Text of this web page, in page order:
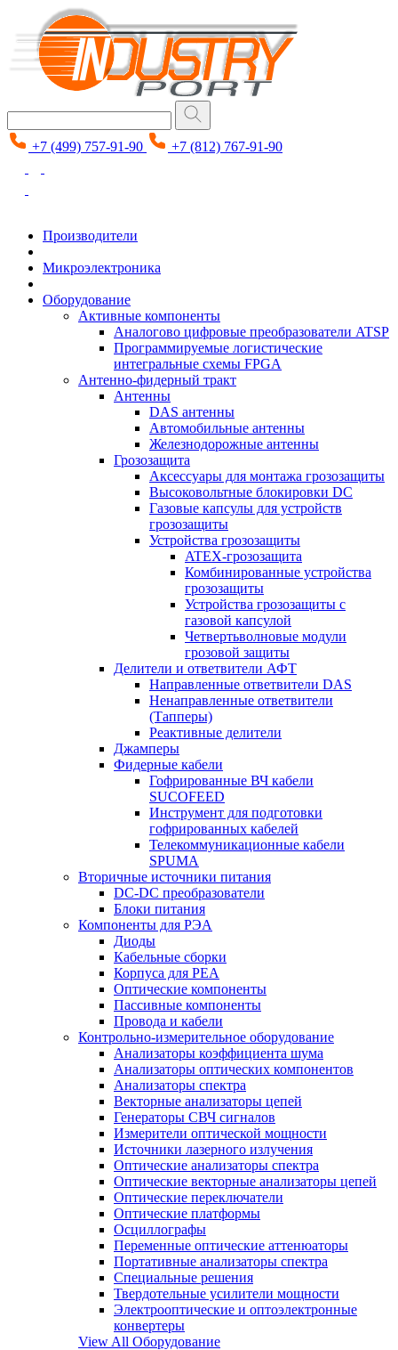
+7 (499) 757-91-90 +7 (812) 767-91-90
Производители
Микроэлектроника
Оборудование
Активные компоненты
Аналогово цифровые преобразователи ATSP
Программируемые логистические
интегральные схемы FPGA
Антенно-фидерный тракт
Антенны
DAS антенны
Автомобильные антенны
Железнодорожные антенны
Грозозащита
Аксессуары для монтажа грозозащиты
Высоковольтные блокировки DC
Газовые капсулы для устройств
грозозащиты
Устройства грозозащиты
ATEX-грозозащита
Комбинированные устройства
грозозащиты
Устройства грозозащиты с
газовой капсулой
Четвертьволновые модули
грозовой защиты
Делители и ответвители АФТ
Направленные ответвители DAS
Ненаправленные ответвители
(Тапперы)
Реактивные делители
Джамперы
Фидерные кабели
Гофрированные ВЧ кабели
SUCOFEED
Инструмент для подготовки
гофрированных кабелей
Телекоммуникационные кабели
SPUMA
Вторичные источники питания
DC-DC преобразователи
Блоки питания
Компоненты для РЭА
Диоды
Кабельные сборки
Корпуса для РЕА
Оптические компоненты
Пассивные компоненты
Провода и кабели
Контрольно-измерительное оборудование
Анализаторы коэффициента шума
Анализаторы оптических компонентов
Анализаторы спектра
Векторные анализаторы цепей
Генераторы СВЧ сигналов
Измерители оптической мощности
Источники лазерного излучения
Оптические анализаторы спектра
Оптические векторные анализаторы цепей
Оптические переключатели
Оптические платформы
Осциллографы
Переменные оптические аттенюаторы
Портативные анализаторы спектра
Специальные решения
Твердотельные усилители мощности
Электрооптические и оптоэлектронные
конвертеры
View All Оборудование